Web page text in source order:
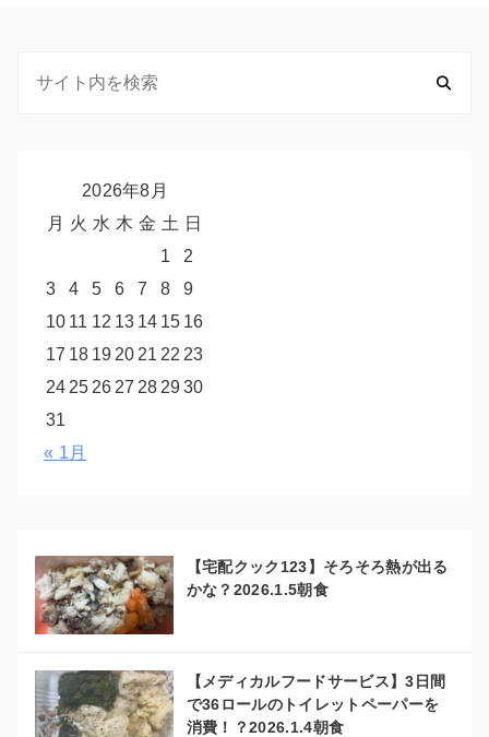
2026年8月
月 火 水 木 金 土 日
1
2
3
4 5 6 7 8
9
10 11 12 13 14 15 16
17 18 19 20 21 22 23
24 25 26 27 28 2930
31
« 1月
【宅配クック123】そろそろ熱が出る
かな？2026.1.5朝食
【メディカルフードサービス】3日間
で36ロールのトイレットペーパーを
消費！？2026.1.4朝食